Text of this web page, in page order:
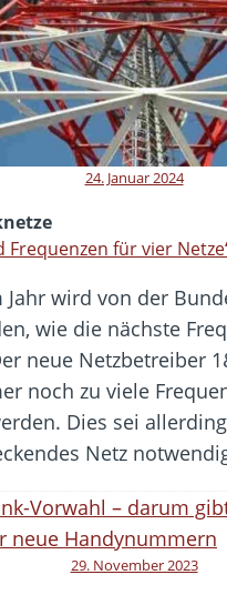
24. Januar 2024
Frequenzen für vier
Jahr wird von der
wie die nächste
neue Netzbetreiber
noch zu viele
Dies sei
Netz
29. November 2023